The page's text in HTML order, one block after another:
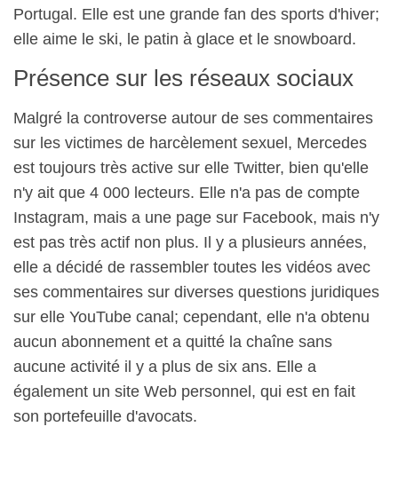
Portugal. Elle est une grande fan des sports d'hiver;
elle aime le ski, le patin à glace et le snowboard.
Présence sur les réseaux sociaux
Malgré la controverse autour de ses commentaires
sur les victimes de harcèlement sexuel, Mercedes
est toujours très active sur elle Twitter, bien qu'elle
n'y ait que 4 000 lecteurs. Elle n'a pas de compte
Instagram, mais a une page sur Facebook, mais n'y
est pas très actif non plus. Il y a plusieurs années,
elle a décidé de rassembler toutes les vidéos avec
ses commentaires sur diverses questions juridiques
sur elle YouTube canal; cependant, elle n'a obtenu
aucun abonnement et a quitté la chaîne sans
aucune activité il y a plus de six ans. Elle a
également un site Web personnel, qui est en fait
son portefeuille d'avocats.